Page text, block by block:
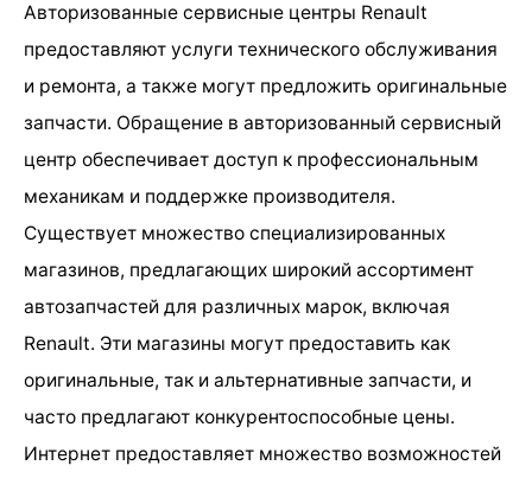
Авторизованные сервисные центры Renault
предоставляют услуги технического обслуживания
и ремонта, а также могут предложить оригинальные
запчасти. Обращение в авторизованный сервисный
центр обеспечивает доступ к профессиональным
механикам и поддержке производителя.
Существует множество специализированных
магазинов, предлагающих широкий ассортимент
автозапчастей для различных марок, включая
Renault. Эти магазины могут предоставить как
оригинальные, так и альтернативные запчасти, и
часто предлагают конкурентоспособные цены.
Интернет предоставляет множество возможностей